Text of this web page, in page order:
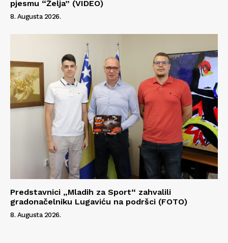
pjesmu “Želja” (VIDEO)
8. Augusta 2026.
Predstavnici „Mladih za Sport“ zahvalili
gradonačelniku Lugaviću na podršci (FOTO)
8. Augusta 2026.